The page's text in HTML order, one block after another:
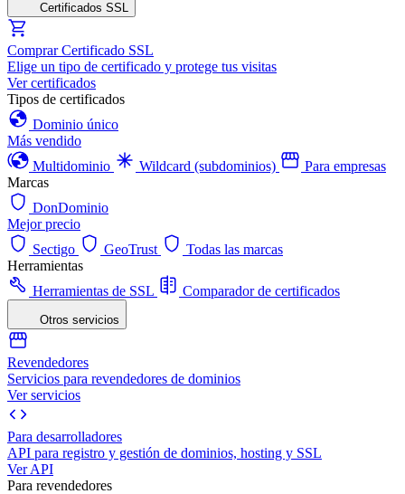
Certificados SSL
Comprar Certificado SSL
Elige un tipo de certificado y protege tus visitas
Ver certificados
Tipos de certificados
Dominio único
Más vendido
Multidominio
Wildcard (subdominios)
Para empresas
Marcas
DonDominio
Mejor precio
Sectigo
GeoTrust
Todas las marcas
Herramientas
Herramientas de SSL
Comparador de certificados
Otros servicios
Revendedores
Servicios para revendedores de dominios
Ver servicios
Para desarrolladores
API para registro y gestión de dominios, hosting y SSL
Ver API
Para revendedores